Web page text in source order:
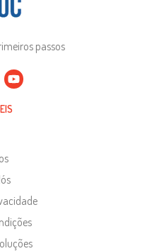
passos